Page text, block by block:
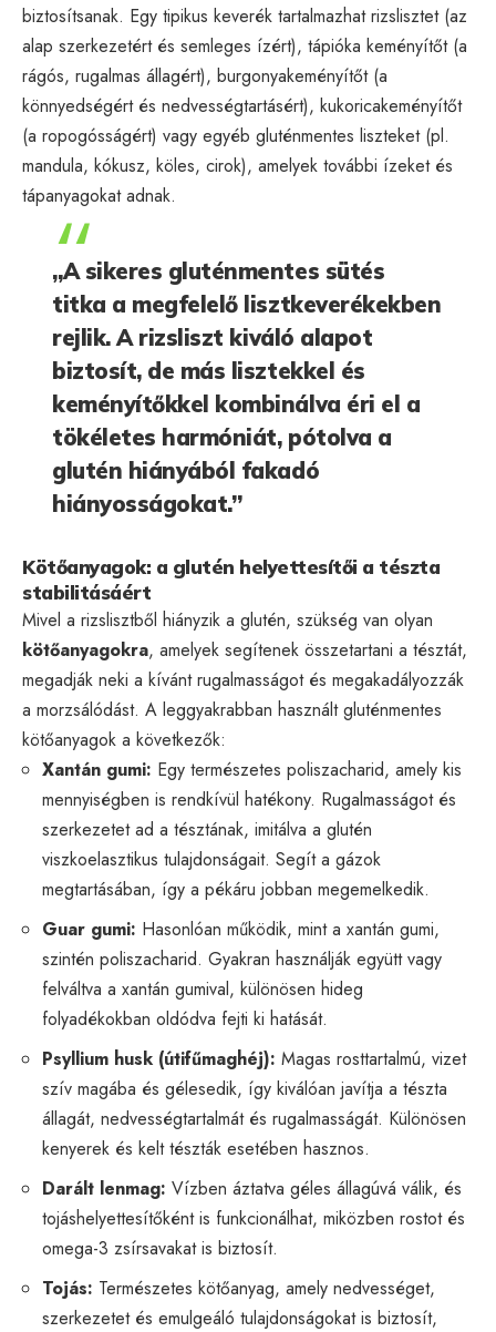
biztosítsanak. Egy tipikus keverék tartalmazhat rizslisztet (az
alap szerkezetért és semleges ízért), tápióka keményítőt (a
rágós, rugalmas állagért), burgonyakeményítőt (a
könnyedségért és nedvességtartásért), kukoricakeményítőt
(a ropogósságért) vagy egyéb gluténmentes liszteket (pl.
mandula, kókusz, köles, cirok), amelyek további ízeket és
tápanyagokat adnak.
„A sikeres gluténmentes sütés
titka a megfelelő lisztkeverékekben
rejlik. A rizsliszt kiváló alapot
biztosít, de más lisztekkel és
keményítőkkel kombinálva éri el a
tökéletes harmóniát, pótolva a
glutén hiányából fakadó
hiányosságokat.”
Kötőanyagok: a glutén helyettesítői a tészta
stabilitásáért
Mivel a rizslisztből hiányzik a glutén, szükség van olyan
kötőanyagokra, amelyek segítenek összetartani a tésztát,
megadják neki a kívánt rugalmasságot és megakadályozzák
a morzsálódást. A leggyakrabban használt gluténmentes
kötőanyagok a következők:
Xantán gumi: Egy természetes poliszacharid, amely kis
mennyiségben is rendkívül hatékony. Rugalmasságot és
szerkezetet ad a tésztának, imitálva a glutén
viszkoelasztikus tulajdonságait. Segít a gázok
megtartásában, így a pékáru jobban megemelkedik.
Guar gumi: Hasonlóan működik, mint a xantán gumi,
szintén poliszacharid. Gyakran használják együtt vagy
felváltva a xantán gumival, különösen hideg
folyadékokban oldódva fejti ki hatását.
Psyllium husk (útifűmaghéj): Magas rosttartalmú, vizet
szív magába és gélesedik, így kiválóan javítja a tészta
állagát, nedvességtartalmát és rugalmasságát. Különösen
kenyerek és kelt tészták esetében hasznos.
Darált lenmag: Vízben áztatva géles állagúvá válik, és
tojáshelyettesítőként is funkcionálhat, miközben rostot és
omega-3 zsírsavakat is biztosít.
Tojás: Természetes kötőanyag, amely nedvességet,
szerkezetet és emulgeáló tulajdonságokat is biztosít,